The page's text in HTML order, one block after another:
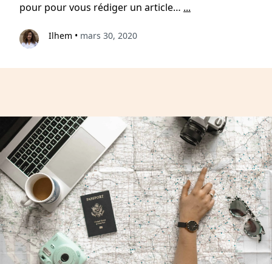
pour pour vous rédiger un article… ...
Ilhem • mars 30, 2020